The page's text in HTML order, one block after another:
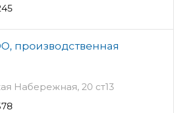
производственная
Набережная, 20 ст13